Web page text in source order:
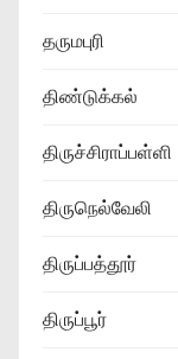
தருமபுரி
திண்டுக்கல்
திருச்சிராப்பள்ளி
திருநெல்வேலி
திருப்பத்தூர்
திருப்பூர்